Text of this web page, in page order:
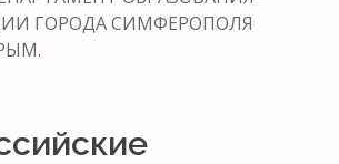
ГОРОДА СИМФЕРОПОЛЯ